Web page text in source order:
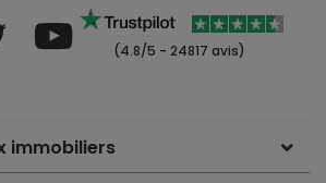
(4.8/5 - 24817 avis)
immobiliers